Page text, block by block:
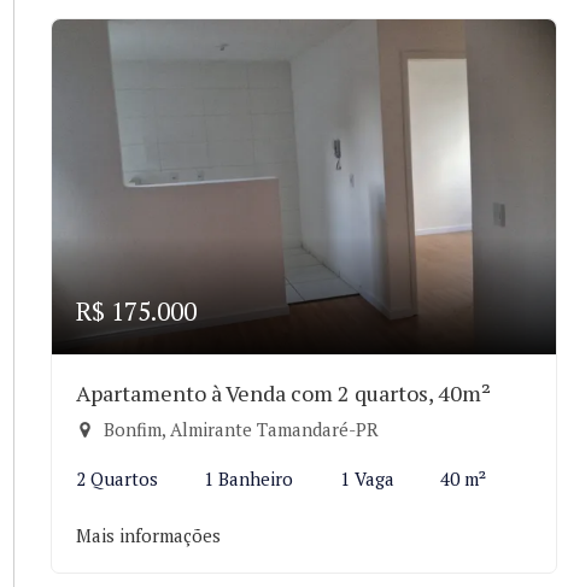
R$ 175.000
Apartamento à Venda com 2 quartos, 40m²
Bonfim, Almirante Tamandaré-PR
2 Quartos 1 Banheiro 1 Vaga 40 m²
Mais informações